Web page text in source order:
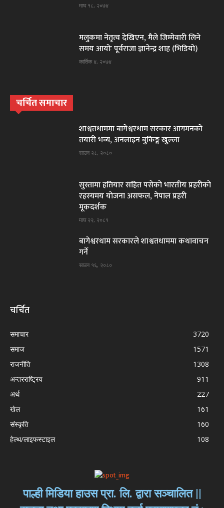
माघ १८, २०७४
मलुकमा नेतृत्व देखिएन, मैले जिम्मेवारी लिने
समय आयोः पूर्वराजा ज्ञानेन्द्र शाह (भिडियो)
कार्तिक ४, २०७४
चर्चित समाचार
शाश्वतधाममा बागेश्वरधाम सरकार आगमनकाे
तयारी भव्य, अनलाइन बुकिङ्ग खुल्ला
साउन २८, २०८०
सुस्तामा हतियार सहित पसेकाे भारतीय प्रहरीकाे
रहस्यमय याेजना असफल, नेपाल प्रहरी
मूकदर्शक
माघ २२, २०८१
बागेश्वरधाम सरकारले शाश्वतधाममा कथावाचन
गर्ने
साउन १६, २०८०
चर्चित
समाचार
3720
समाज
1571
राजनीति
1308
अन्तरराष्ट्रिय
911
अर्थ
227
खेल
161
संस्कृति
160
हेल्थ/लाइफस्टाइल
108
पाल्ही मिडिया हाउस प्रा. लि. द्वारा सञ्चालित ||